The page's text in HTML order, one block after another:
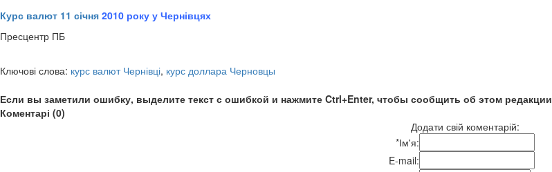
Курс валют 11 січня 2010 року у Чернівцях
Пресцентр ПБ
Ключові слова: курс валют Чернівці, курс доллара Черновцы
Если вы заметили ошибку, выделите текст с ошибкой и нажмите Ctrl+Enter, чтобы сообщить об этом редакции
Коментарі (0)
Додати свій коментарій:
*Ім'я:
E-mail: